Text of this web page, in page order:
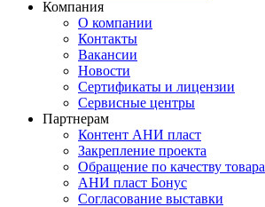
Компания
О компании
Контакты
Вакансии
Новости
Сертификаты и лицензии
Сервисные центры
Партнерам
Контент АНИ пласт
Закрепление проекта
Обращение по качеству товара
АНИ пласт Бонус
Согласование выставки